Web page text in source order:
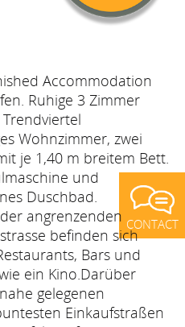
Accommodation
Ruhige 3 Zimmer
Wohnzimmer, zwei
je 1,40 m breitem Bett.
und
Duschbad.
angrenzenden
befinden sich
Bars und
ein Kino.Darüber
gelegenen
Einkaufstraßen
CONTACT